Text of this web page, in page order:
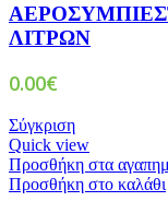
ΛΙΤΡΩΝ
0.00€
Σύγκριση
Quick view
Προσθήκη στα
Προσθήκη στο καλάθι